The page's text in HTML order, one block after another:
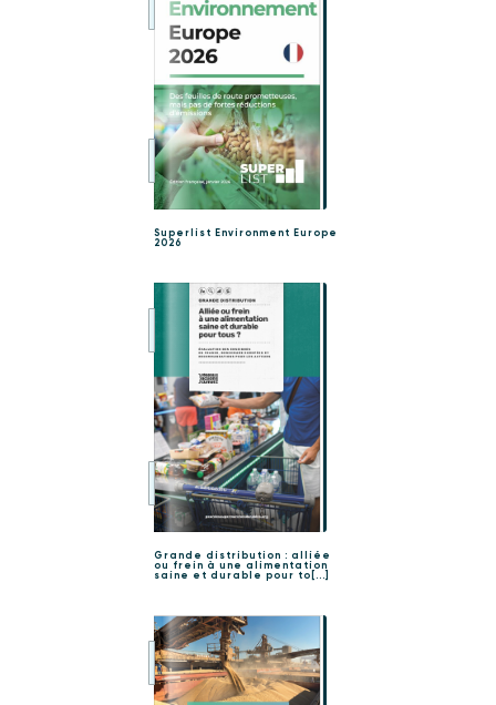
Superlist Environment Europe
2026
Grande distribution : alliée
ou frein à une alimentation
saine et durable pour to[...]